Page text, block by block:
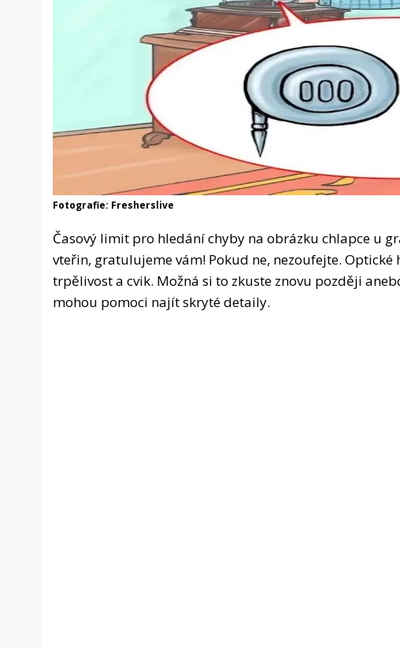
Fotografie: Fresherslive
Časový limit pro hledání chyby na obrázku chlapce u
vteřin, gratulujeme vám! Pokud ne, nezoufejte.
trpělivost a cvik. Možná si to zkuste znovu později
mohou pomoci najít skryté detaily.